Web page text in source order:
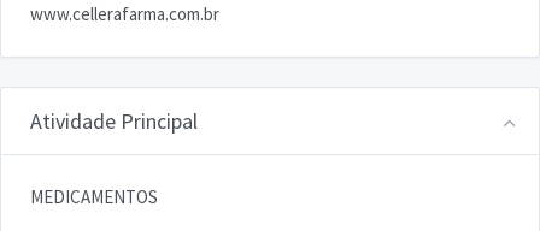
www.cellerafarma.com.br
Atividade Principal
MEDICAMENTOS